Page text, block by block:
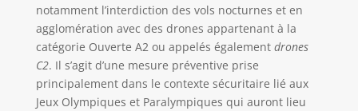
notamment l’interdiction des vols nocturnes et en
agglomération avec des drones appartenant à la
catégorie Ouverte A2 ou appelés également drones
C2. Il s’agit d’une mesure préventive prise
principalement dans le contexte sécuritaire lié aux
Jeux Olympiques et Paralympiques qui auront lieu